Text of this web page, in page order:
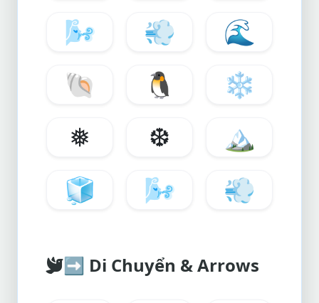
🌬️
💨
🌊
🐚
🐧
❄️
❅
❆
🏔️
🧊
🌬️ 💨
➡️ Di Chuyển & Arrows